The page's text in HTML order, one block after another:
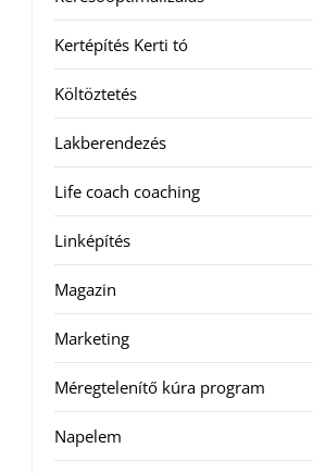
Kertépítés Kerti tó
Költöztetés
Lakberendezés
Life coach coaching
Linképítés
Magazin
Marketing
Méregtelenítő kúra program
Napelem